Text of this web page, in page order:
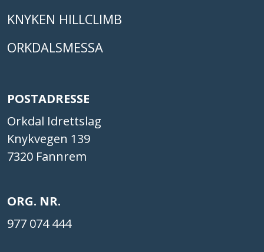
KNYKEN HILLCLIMB
ORKDALSMESSA
POSTADRESSE
Orkdal Idrettslag
Knykvegen 139
7320 Fannrem
ORG. NR.
977 074 444